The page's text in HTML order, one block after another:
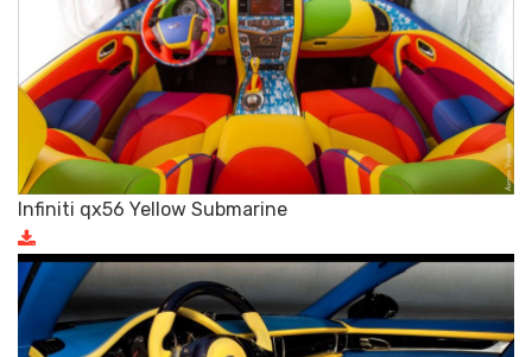
Infiniti qx56 Yellow Submarine